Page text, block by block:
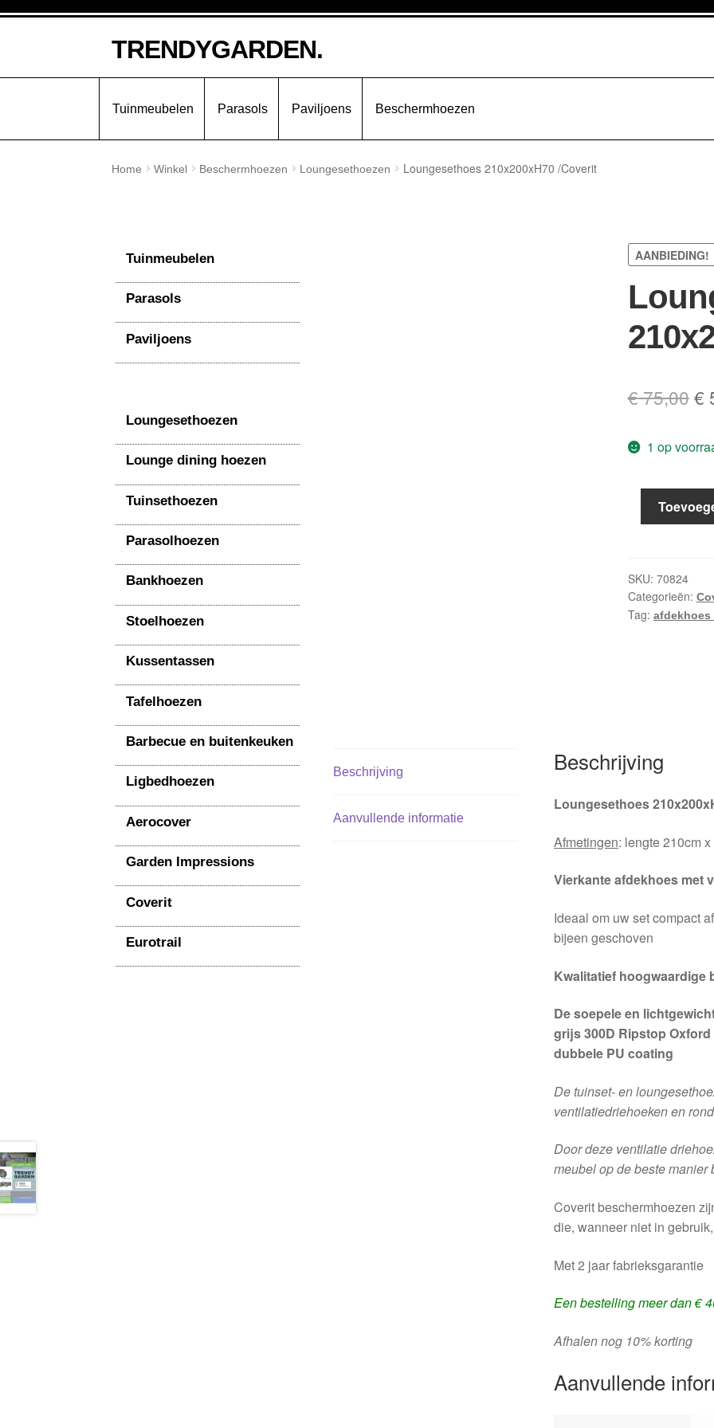
door
naar
naar
de
TRENDYGARDEN.
Tuinmeubelen Parasols Paviljoens Beschermhoezen
Home Winkel Beschermhoezen Loungesethoezen Loungesethoes 210x200xH70 /Coverit
AANBIEDING!
€75,00
€
€
1 op
Loungesethoes
210x200xH70
SKU: 70824
Categorieën:
Tag:
Beschrijving
Aanvullende informatie
Beschrijving
Loungesethoes
Afmetingen: lengte 210cm
Vierkante afdekhoes met
Ideaal om uw set compact
bijeen geschoven
Kwalitatief hoogwaardige
De soepele en
grijs 300D Ripstop
dubbele PU coating
De tuinset- en
ventilatiedriehoeken en
Door deze ventilatie
meubel op de beste
Coverit beschermhoezen
die, wanneer niet in
Met 2 jaar fabrieksgarantie
Een bestelling meer dan €
Afhalen nog 10% korting
Aanvullende
Tuinmeubelen
Parasols
Paviljoens
Loungesethoezen
Lounge dining hoezen
Tuinsethoezen
Parasolhoezen
Bankhoezen
Stoelhoezen
Kussentassen
Tafelhoezen
Barbecue en buitenkeuken
Ligbedhoezen
Aerocover
Garden Impressions
Coverit
Eurotrail